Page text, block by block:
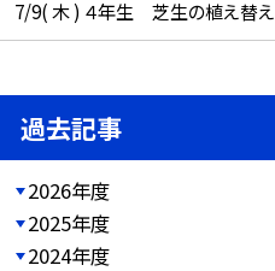
7/9( 木 ) ４年生 芝生の植え替え
過去記事
2026年度
2025年度
2024年度